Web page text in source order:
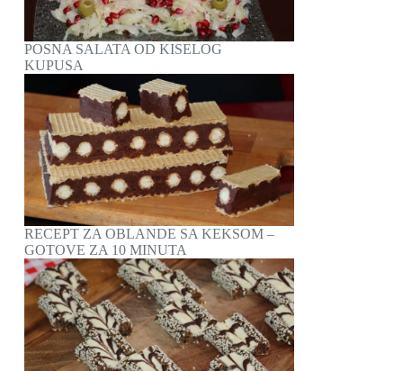
POSNA SALATA OD KISELOG
KUPUSA
RECEPT ZA OBLANDE SA KEKSOM –
GOTOVE ZA 10 MINUTA